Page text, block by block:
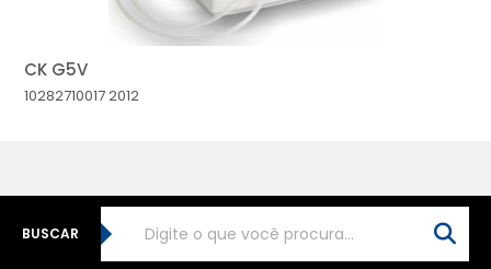
CK G5V
102827100172012
BUSCAR